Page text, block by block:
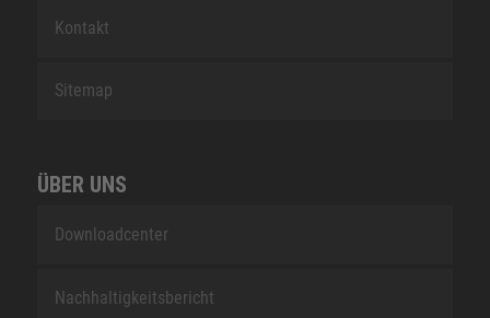
Kontakt
Sitemap
ÜBER UNS
Downloadcenter
Nachhaltigkeitsbericht